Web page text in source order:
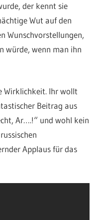
der kennt sie
Wut auf den
Wunschvorstellungen,
würde, wenn man ihn
Wirklichkeit. Ihr wollt
Beitrag aus
Ar….!“ und wohl kein
Applaus für das